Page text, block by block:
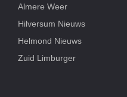
Almere Weer
Hilversum Nieuws
Helmond Nieuws
Zuid Limburger